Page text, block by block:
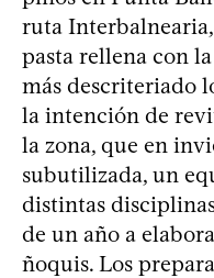
ruta
pasta rellena con
más descriteriado
la intención de
la zona, que en
subutilizada, un
distintas
de un año a
ñoquis. Los